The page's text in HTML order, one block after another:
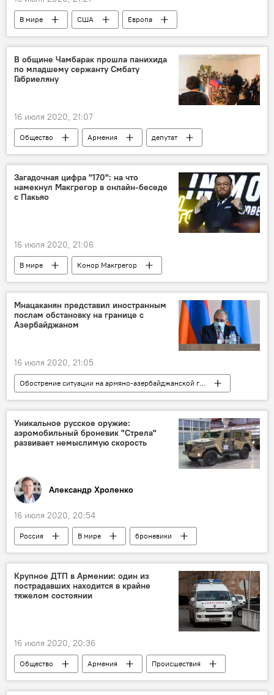
В мире США
Европа
Северный поток
Голос
Госдепартамент
В общине Чамбарак прошла панихида
по младшему сержанту Смбату
Габриеляну
16 июля 2020, 21:07
Общество Армения
депутат
Новости Армения
Обострение ситуации на армяно-азербайджанской границе
парламент
церемония
Загадочная цифра "170": на что
намекнул Макгрегор в онлайн-беседе
с Пакьяо
16 июля 2020, 21:06
В мире Конор Макгрегор
Мнацаканян представил иностранным
послам обстановку на границе с
Азербайджаном
16 июля 2020, 21:05
Обострение ситуации на армяно-азербайджанской границе
Политика
Армения
Зограб Мнацаканян
Азербайджан
Уникальное русское оружие:
аэромобильный броневик "Стрела"
развивает немыслимую скорость
Александр Хроленко
16 июля 2020, 20:54
Россия В мире
броневики
скорость
Колумнисты оружие
Крупное ДТП в Армении: один из
пострадавших находится в крайне
тяжелом состоянии
16 июля 2020, 20:36
Общество Армения
Происшествия
автомобиль
дорога
Арарат